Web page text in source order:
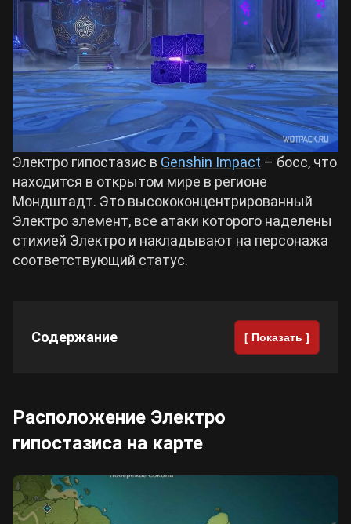
Crimson Desert
Zenless Zone Zero
Kingdom Come: Deliverance 2
Path of Exile 2
Wuthering Waves
Hogwarts Legacy
Билды Arknights: Endfield
Билды Wuthering Waves
Билды Cyberpunk 2077
Билды Path of Exile 2
Электро гипостазис в Genshin Impact – босс, что
находится в открытом мире в регионе
Мондштадт. Это высококонцентрированный
Электро элемент, все атаки которого наделены
стихией Электро и накладывают на персонажа
соответствующий статус.
Содержание [ Показать ]
Расположение Электро
гипостазиса на карте